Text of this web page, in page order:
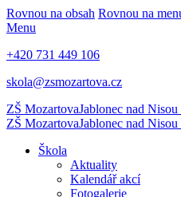
Rovnou na obsah Rovnou na
Menu
+420 731 449 106
skola@zsmozartova.cz
ZŠ MozartovaJablonec nad
ZŠ MozartovaJablonec nad
Škola
Aktuality
Kalendář akcí
Fotogalerie